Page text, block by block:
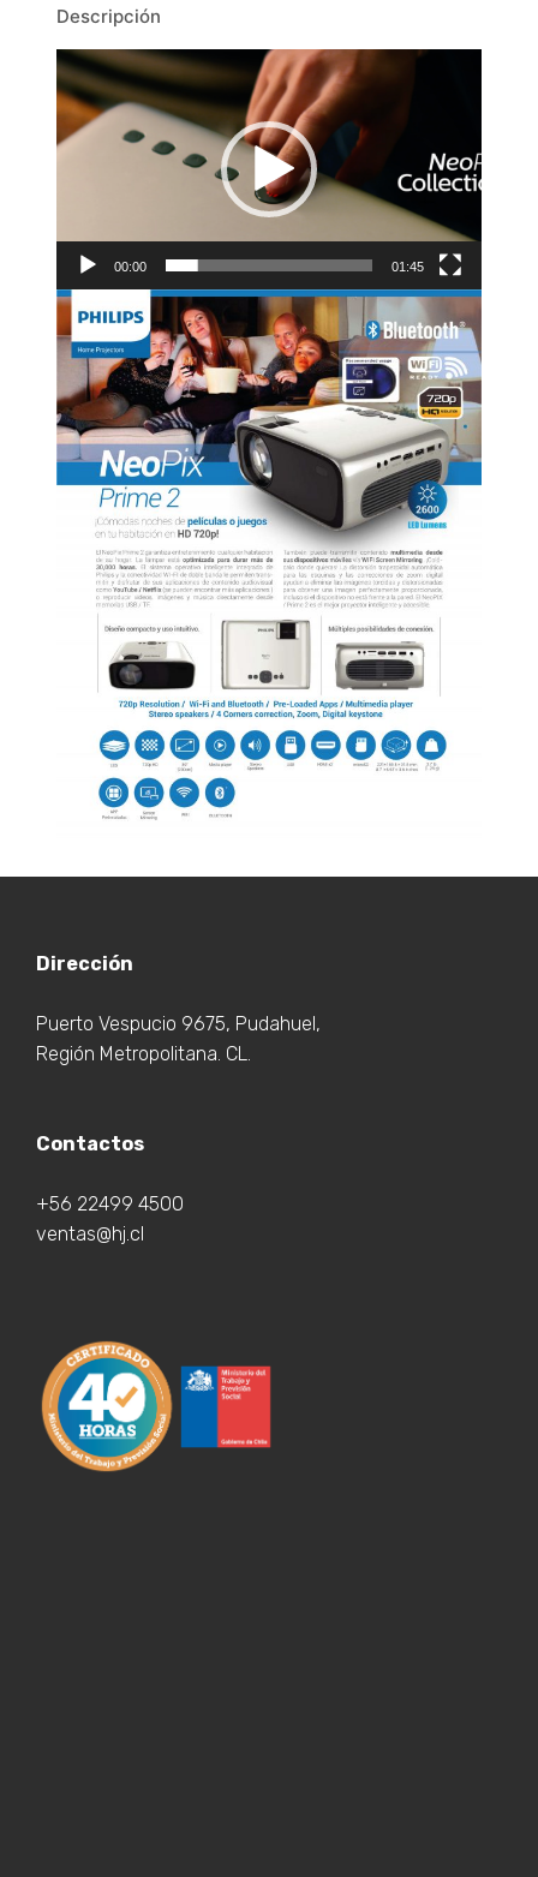
Descripción
Reproductor
de
vídeo
00:00 01:45
Dirección
Puerto Vespucio 9675, Pudahuel,
Región Metropolitana. CL.
Contactos
+56 22499 4500
ventas@hj.cl